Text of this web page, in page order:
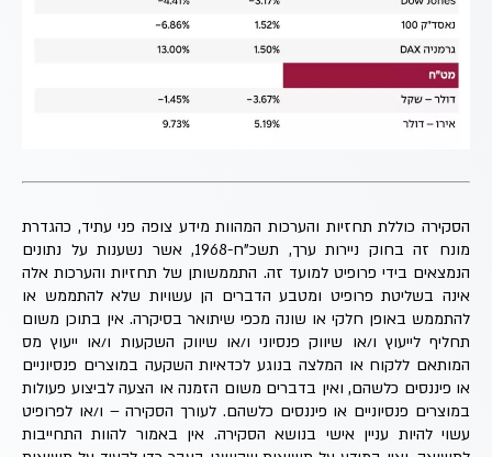
הסקירה כוללת תחזיות והערכות המהוות מידע צופה פני עתיד, כהגדרת
מונח זה בחוק ניירות ערך, תשכ"ח-1968, אשר נשענות על נתונים
הנמצאים בידי פרופיט למועד זה. התממשותן של תחזיות והערכות אלה
אינה בשליטת פרופיט ומטבע הדברים הן עשויות שלא להתממש או
להתממש באופן חלקי או שונה מכפי שיתואר בסיקרה. אין בתוכן משום
תחליף לייעוץ ו/או שיווק פנסיוני ו/או שיווק השקעות ו/או ייעוץ מס
המותאם ללקוח או המלצה בנוגע לכדאיות השקעה במוצרים פנסיוניים
או פיננסים כלשהם, ואין בדברים משום הזמנה או הצעה לביצוע פעולות
במוצרים פנסיוניים או פיננסים כלשהם. לעורך הסקירה – ו/או לפרופיט
עשוי להיות עניין אישי בנושא הסקירה. אין באמור להוות התחייבות